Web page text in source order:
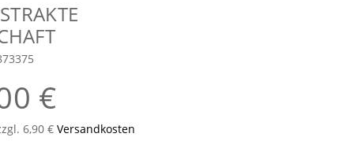
€
6,90 € Versandkosten